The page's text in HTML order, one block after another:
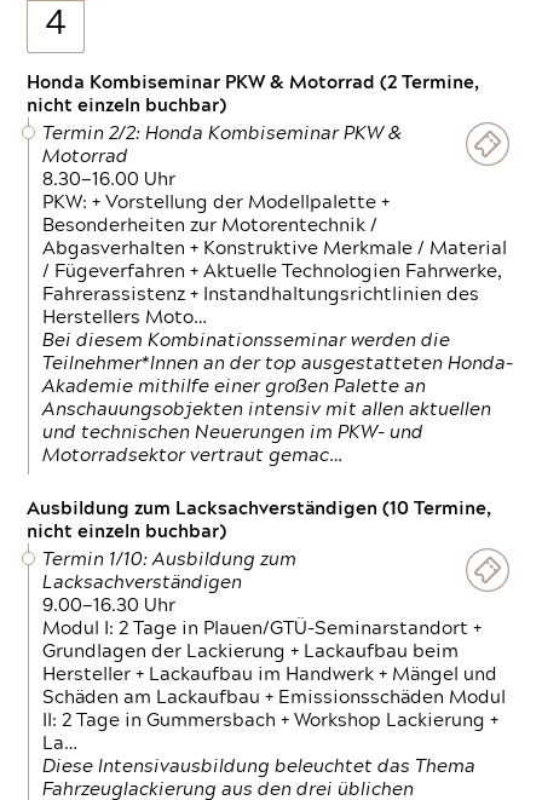
4
Honda Kombiseminar PKW & Motorrad (2 Termine,
nicht einzeln buchbar)
Termin 2/2: Honda Kombiseminar PKW &
Motorrad
8.30—16.00 Uhr
PKW: + Vorstellung der Modellpalette +
Besonderheiten zur Motorentechnik /
Abgasverhalten + Konstruktive Merkmale / Material
/ Fügeverfahren + Aktuelle Technologien Fahrwerke,
Fahrerassistenz + Instandhaltungsrichtlinien des
Herstellers Moto…
Bei diesem Kombinationsseminar werden die
Teilnehmer*Innen an der top ausgestatteten Honda-
Akademie mithilfe einer großen Palette an
Anschauungsobjekten intensiv mit allen aktuellen
und technischen Neuerungen im PKW- und
Motorradsektor vertraut gemac…
Ausbildung zum Lacksachverständigen (10 Termine,
nicht einzeln buchbar)
Termin 1/10: Ausbildung zum
Lacksachverständigen
9.00—16.30 Uhr
Modul I: 2 Tage in Plauen/GTÜ-Seminarstandort +
Grundlagen der Lackierung + Lackaufbau beim
Hersteller + Lackaufbau im Handwerk + Mängel und
Schäden am Lackaufbau + Emissionsschäden Modul
II: 2 Tage in Gummersbach + Workshop Lackierung +
La…
Diese Intensivausbildung beleuchtet das Thema
Fahrzeuglackierung aus den drei üblichen